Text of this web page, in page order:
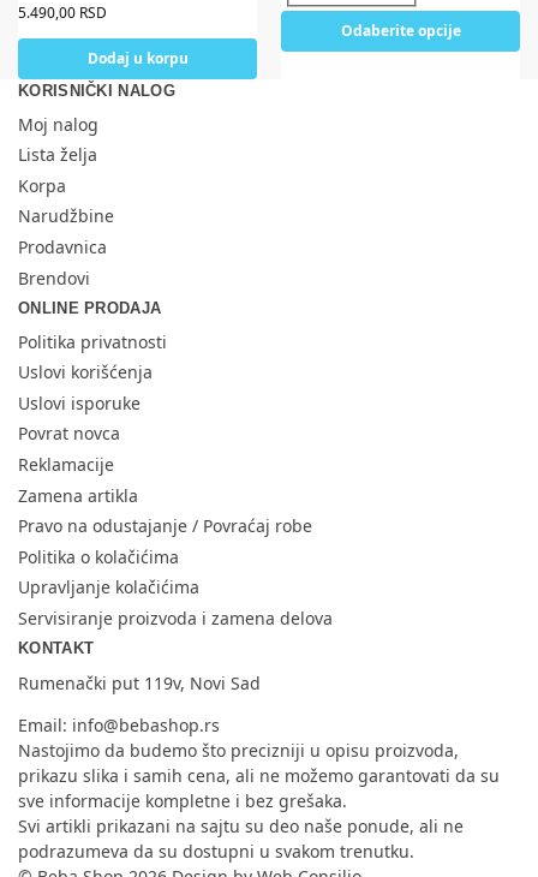
5.490,00 RSD
Dodaj u korpu
Odaberite opcije
KORISNIČKI NALOG
Moj nalog
Lista želja
Korpa
Narudžbine
Prodavnica
Brendovi
ONLINE PRODAJA
Politika privatnosti
Uslovi korišćenja
Uslovi isporuke
Povrat novca
Reklamacije
Zamena artikla
Pravo na odustajanje / Povraćaj robe
Politika o kolačićima
Upravljanje kolačićima
Servisiranje proizvoda i zamena delova
KONTAKT
Rumenački put 119v, Novi Sad
Email: info@bebashop.rs
Nastojimo da budemo što precizniji u opisu proizvoda,
prikazu slika i samih cena, ali ne možemo garantovati da su
sve informacije kompletne i bez grešaka.
Svi artikli prikazani na sajtu su deo naše ponude, ali ne
podrazumeva da su dostupni u svakom trenutku.